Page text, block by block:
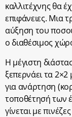
καλλιτέχνης θα
επιφάνειες. Μια
αύξηση του
ο διαθέσιμος
Η μέγιστη
ξεπερνάει τα 2×2
για ανάρτηση
τοποθέτησή των
γίνεται με